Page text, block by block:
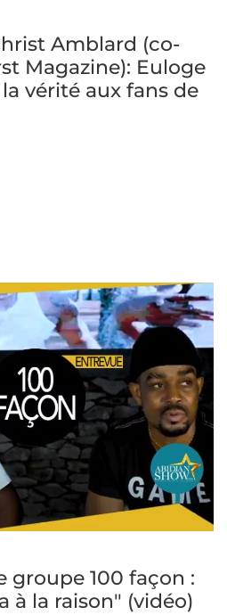
Amblard (co-
Magazine): Euloge
vérité aux fans de
groupe 100 façon :
à la raison" (vidéo)